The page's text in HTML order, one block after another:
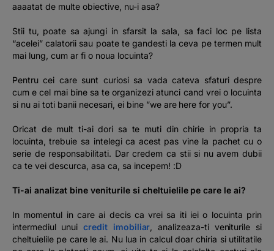
Banking, pe relaxare
aaaatat de multe obiective, nu-i asa?
Stii tu, poate sa ajungi in sfarsit la sala, sa faci loc pe lista
“acelei” calatorii sau poate te gandesti la ceva pe termen mult
mai lung, cum ar fi o noua locuinta?
Pentru cei care sunt curiosi sa vada cateva sfaturi despre
cum e cel mai bine sa te organizezi atunci cand vrei o locuinta
si nu ai toti banii necesari, ei bine ”we are here for you”.
Oricat de mult ti-ai dori sa te muti din chirie in propria ta
locuinta, trebuie sa intelegi ca acest pas vine la pachet cu o
serie de responsabilitati. Dar credem ca stii si nu avem dubii
ca te vei descurca, asa ca, sa incepem! :D
Ti-ai analizat bine veniturile si cheltuielile pe care le ai?
In momentul in care ai decis ca vrei sa iti iei o locuinta prin
intermediul unuicredit imobiliar , analizeaza-ti veniturile si
cheltuielile pe care le ai. Nu lua in calcul doar chiria si utilitatile